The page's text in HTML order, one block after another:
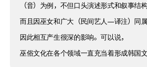
（音）为例，不但口头演述形式和叙事结构
而且因巫女和广大（民间艺人—译注）同属
因此相互产生很深的影响。可以说，
巫俗文化在各个领域一直充当着形成韩国